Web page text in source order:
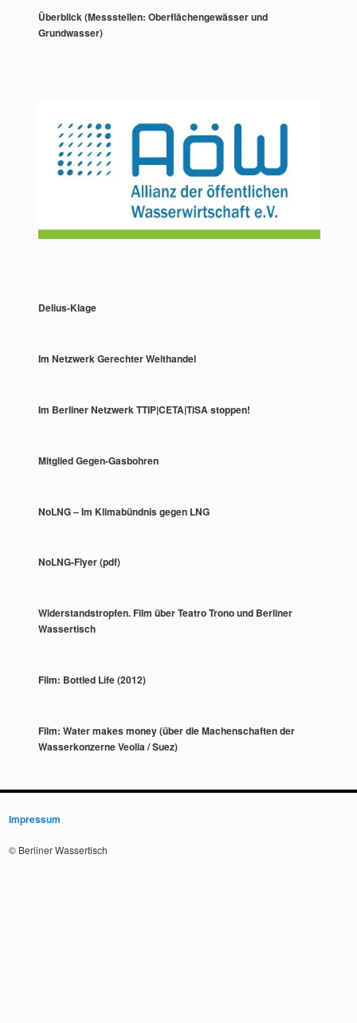
Überblick (Messstellen: Oberflächengewässer und
Grundwasser)
Delius-Klage
Im Netzwerk Gerechter Welthandel
Im Berliner Netzwerk TTIP|CETA|TiSA stoppen!
Mitglied Gegen-Gasbohren
NoLNG – Im Klimabündnis gegen LNG
NoLNG-Flyer (pdf)
Widerstandstropfen. Film über Teatro Trono und Berliner
Wassertisch
Film: Bottled Life (2012)
Film: Water makes money (über die Machenschaften der
Wasserkonzerne Veolia / Suez)
Impressum
© Berliner Wassertisch